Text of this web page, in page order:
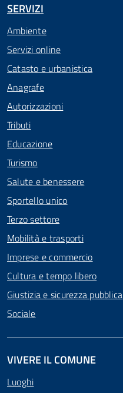
SERVIZI
Ambiente
Servizi online
Catasto e urbanistica
Anagrafe
Autorizzazioni
Tributi
Educazione
Turismo
Salute e benessere
Sportello unico
Terzo settore
Mobilità e trasporti
Imprese e commercio
Cultura e tempo libero
Giustizia e sicurezza pubblica
Sociale
VIVERE IL COMUNE
Luoghi